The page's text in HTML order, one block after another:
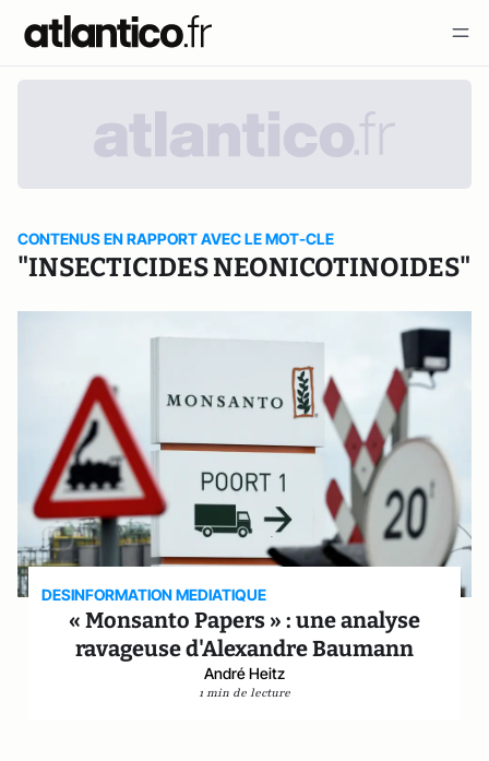
CONTENUS EN RAPPORT AVEC LE MOT-CLE
"INSECTICIDES NEONICOTINOIDES"
DESINFORMATION MEDIATIQUE
« Monsanto Papers » : une analyse
ravageuse d'Alexandre Baumann
André Heitz
1 min de lecture